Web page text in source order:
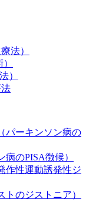
法）
）
パーキンソン病の
のPISA徴候）
作性運動誘発性ジ
トのジストニア）